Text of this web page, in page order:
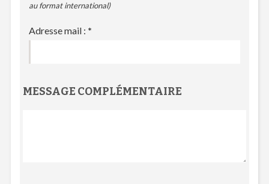
au format international)
Adresse mail : *
MESSAGE COMPLÉMENTAIRE